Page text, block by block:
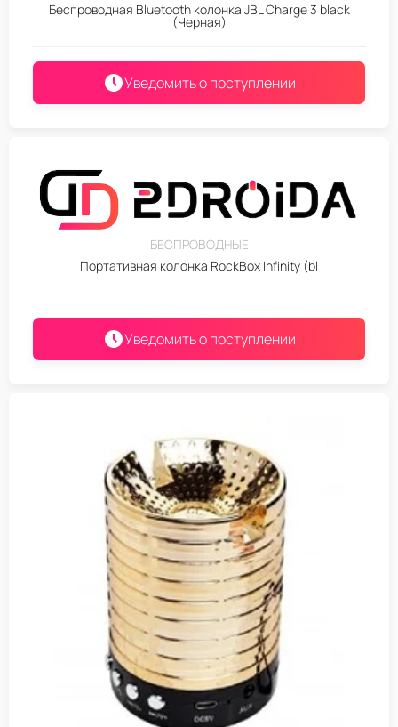
Беспроводная Bluetooth колонка JBL Charge 3 black
(Черная)
Уведомить о поступлении
БЕСПРОВОДНЫЕ
Портативная колонка RockBox Infinity (bl
Уведомить о поступлении